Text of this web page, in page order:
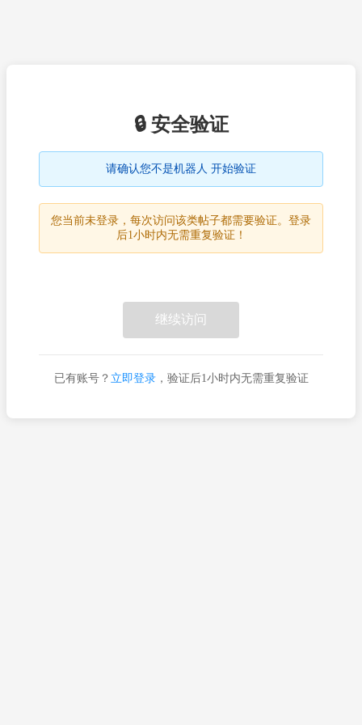
🔒 安全验证
请确认您不是机器人 开始验证
您当前未登录，每次访问该类帖子都需要验证。登录
后1小时内无需重复验证！
继续访问
已有账号？ 立即登录，验证后1小时内无需重复验证